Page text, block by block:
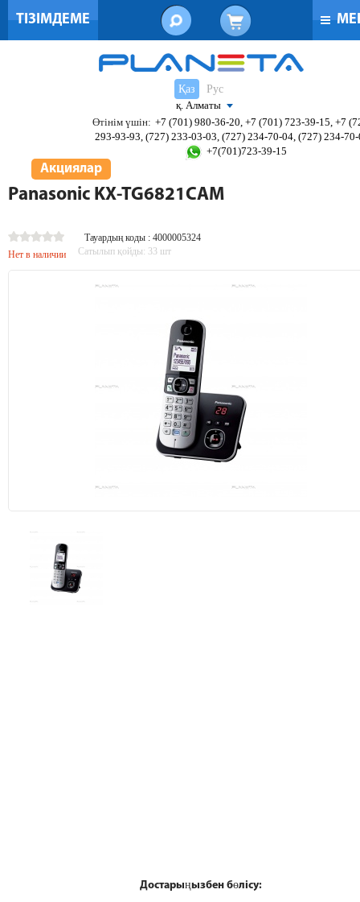
ТІЗІМДЕМЕ
Қаз
Рус
қ. Алматы
Өтінім үшін: +7 (701) 980-36-20, +7 (701) 723-39-15, +7
293-93-93, (727) 233-03-03, (727) 234-70-04, (727) 234-
+7(701)723-39-15
Акциялар
Panasonic KX-TG6821CAM
Тауардың коды : 4000005324
Нет в наличии
Сатылып қойды: 33 шт
Достарыңызбен бөлісу: